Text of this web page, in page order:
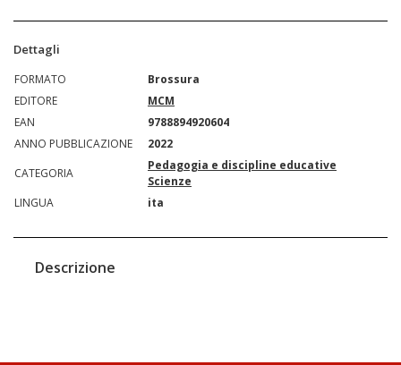
Dettagli
FORMATO
Brossura
EDITORE
MCM
EAN
9788894920604
ANNO PUBBLICAZIONE
2022
CATEGORIA
Pedagogia e discipline educative
Scienze
LINGUA
ita
Descrizione